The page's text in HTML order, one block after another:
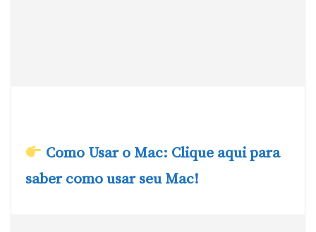
Como Usar o Mac: Clique aqui para
saber como usar seu Mac!